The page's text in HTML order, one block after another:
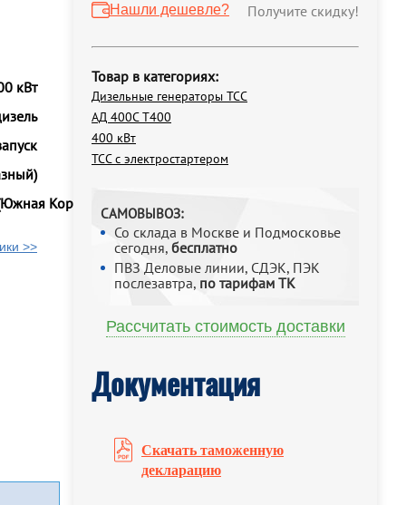
Нашли дешевле? Получите скидку!
Товар в категориях:
Дизельные генераторы ТСС
АД 400С Т400
400 кВт
ТСС с электростартером
САМОВЫВОЗ:
Со склада в Москве и Подмосковье
сегодня, бесплатно
ПВЗ Деловые линии, СДЭК, ПЭК
послезавтра, по тарифам ТК
Рассчитать стоимость доставки
Документация
Скачать таможенную
декларацию
кВт
Корея)
>>